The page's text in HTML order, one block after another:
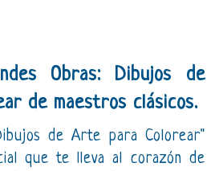
Obras: Dibujos de
de maestros clásicos.
de Arte para Colorear"
que te lleva al corazón de